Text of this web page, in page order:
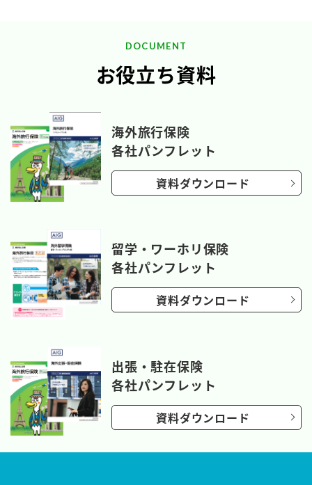
DOCUMENT
お役立ち資料
海外旅行保険
各社パンフレット
資料ダウンロード
留学・ワーホリ保険
各社パンフレット
資料ダウンロード
出張・駐在保険
各社パンフレット
資料ダウンロード